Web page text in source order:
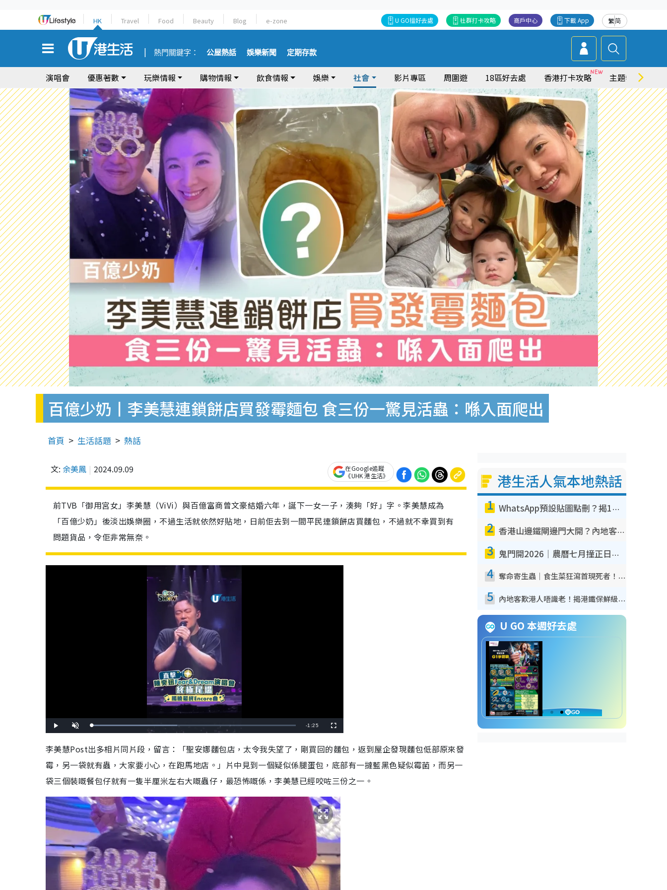
HK Travel Food Beauty Blog e-zone 繁简
下載 App
商戶中心
社群打卡攻略
U GO搵好去處
熱門關鍵字： 公屋熱話 娛樂新聞 定期存款
演唱會 優惠著數 玩樂情報 購物情報 飲食情報 娛樂 社會 影片專區 周圍遊 18區好去處 香港打卡攻略 主題特集
百億少奶丨李美慧連鎖餅店買發霉麵包 食三份一驚見活蟲：喺入面爬出
首頁 生活話題 熱話
文: 余美鳳 2024.09.09
在Google追蹤
《UHK 港生活》
前TVB「御用宮女」李美慧（ViVi）與百億富商曾文豪結婚六年，誕下一女一子，湊夠「好」字。李美慧成為
「百億少奶」後淡出娛樂圈，不過生活就依然好貼地，日前佢去到一間平民連鎖餅店買麵包，不過就不幸買到有
問題貨品，令佢非常無奈。
l
n
t
e
L
e
d
4
2
5
%
R
m
a
i
n
i
-1:25
u
s
c
李美慧Post出多相片同片段，留言：「聖安娜麵包店，太令我失望了，剛買回的麵包，返到屋企發現麵包低部原來發
霉，另一袋就有蟲，大家要小心，在跑馬地店。」片中見到一個疑似係腿蛋包，底部有一撻藍黑色疑似霉菌，而另一
袋三個裝嘅餐包仔就有一隻半厘米左右大嘅蟲仔，最恐怖嘅係，李美慧已經咬咗三份之一。
港生活人氣本地熱話
1 WhatsApp預設貼圖點刪？揭1招「反向操作」還原簡潔介面 附3步實測教學
2 香港山邊鐵閘邊門大開？內地客困惑意義何在！網民神回覆：呢種叫法理性防禦
3 鬼門開2026｜農曆七月撞正日全食特別邪？專家警告切忌做一事！揭4大禁忌+2招保平安
4 奪命寄生蟲｜食生菜狂瀉首現死者！疫潮惡化錄1.8萬宗病例 揭洗菜3大謬誤
5 內地客歎港人唔識老！揭港鐵保鮮級冷氣 港人求放過：咪投訴
U GO 本週好去處